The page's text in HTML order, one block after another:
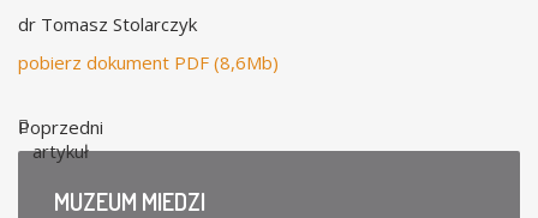
dr Tomasz Stolarczyk
pobierz dokument PDF (8,6Mb)
Poprzedni
artykuł
MUZEUM MIEDZI